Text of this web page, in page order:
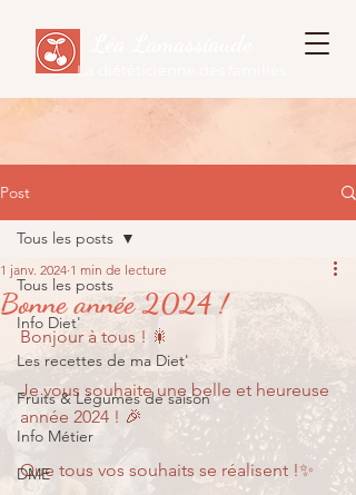
La diététicienne des familles
Post
Tous les posts
Info Diet'
Les recettes de ma Diet'
Fruits & Légumes de saison
Info Métier
DME
Tous les posts
Bonne année 2024 !
1 janv. 2024 1 min de lecture
Bonjour à tous ! 🎇
Je vous souhaite une belle et heureuse
année 2024 ! 🎉
Que tous vos souhaits se réalisent !✨